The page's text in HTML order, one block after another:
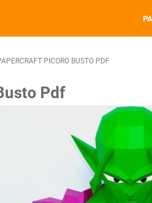
PICORO BUSTO PDF
Pdf